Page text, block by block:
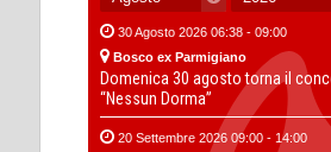
30 Agosto 2026 06:38 - 09:00
Bosco ex Parmigiano
Domenica 30 agosto torna il
“Nessun Dorma”
20 Settembre 2026 09:00 - 14:00